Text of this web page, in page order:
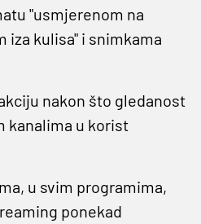
"usmjerenom na
iza kulisa" i snimkama
nakon što gledanost
kanalima u korist
u svim programima,
ponekad